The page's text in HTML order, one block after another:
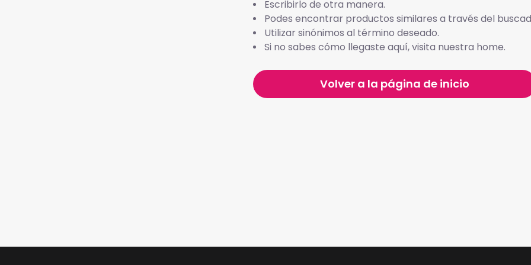
Escribirlo de otra manera.
Podes encontrar productos similares a través del
Utilizar sinónimos al término deseado.
Si no sabes cómo llegaste aquí, visita nuestra home.
Volver a la página de inicio